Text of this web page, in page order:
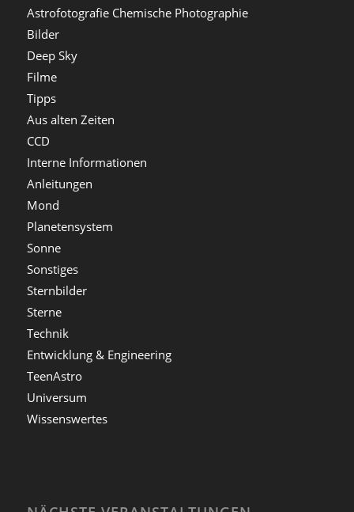
Astrofotografie Chemische Photographie
Bilder
Deep Sky
Filme
Tipps
Aus alten Zeiten
CCD
Interne Informationen
Anleitungen
Mond
Planetensystem
Sonne
Sonstiges
Sternbilder
Sterne
Technik
Entwicklung & Engineering
TeenAstro
Universum
Wissenswertes